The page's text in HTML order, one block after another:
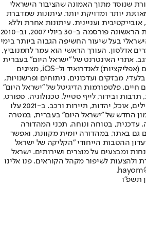
שנוסד מתוך האמונה שהציבור הישראלי
יותר ומדויקת יותר. עיתונות שמדברת
ועניינית. עיתונות אחרת וללא
תשלום. המהדורה המודפסת הראשונה פורסמה ב-30 ביולי 2007, וב-2010
בעל שיעור החשיפה הגבוה ביותר בימי
אדלסון. העורך הראשי הוא עמר לחמנוביץ,
אתרי האינטרנט של "ישראל היום" בעברית
ובאנגלית, כמו כן היישומונים (אפליקציות) לאנדרואיד ול-iOS, מציגים
מבזקים ועדכונים, ניתוחים ופרשנויות,
חיים. פלטפורמות הדיגיטל של "ישראל היום"
ובידור, לייף סטייל, טכנולוגיה, ספורט,
כלכלה וצרכנות, בריאות, חיילים, אוכל, יהדות, תיירות ורכב. ב-2021 עלו
החדש של "ישראל היום" בעברית, במטרה
עדכנית, בטוחה ונוחה. תכני המהדורה
גם באתר, במהדורה יומית מקוונת, ואפשר
ההטבות הייחודי "הקליקה של ישראל
ומבצעים על מוצרים ושירותים. ישראל
ולהצעות לשיפור מקהל הקוראים. פנו אלינו
תשפ"ו